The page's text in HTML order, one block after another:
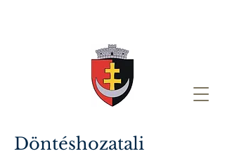
Döntéshozatali